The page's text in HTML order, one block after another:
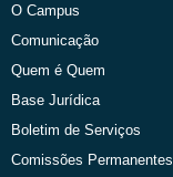
o
k
O Campus
Comunicação
Quem é Quem
Base Jurídica
Boletim de Serviços
Comissões Permanentes